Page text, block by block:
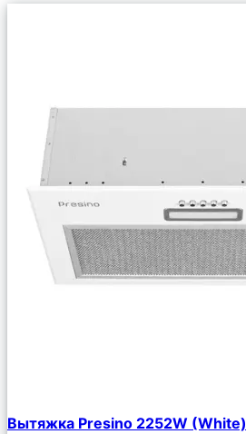
Вытяжка Presino 2252W (White)